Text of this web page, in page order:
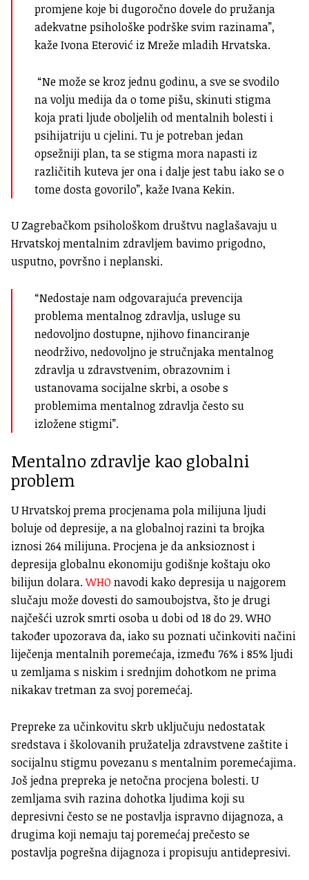
promjene koje bi dugoročno dovele do pružanja
adekvatne psihološke podrške svim razinama”,
kaže Ivona Eterović iz Mreže mladih Hrvatska.
“Ne može se kroz jednu godinu, a sve se svodilo
na volju medija da o tome pišu, skinuti stigma
koja prati ljude oboljelih od mentalnih bolesti i
psihijatriju u cjelini. Tu je potreban jedan
opsežniji plan, ta se stigma mora napasti iz
različitih kuteva jer ona i dalje jest tabu iako se o
tome dosta govorilo”, kaže Ivana Kekin.
U Zagrebačkom psihološkom društvunaglašavaju u
Hrvatskoj mentalnim zdravljem bavimo prigodno,
usputno, površno i neplanski.
“Nedostaje nam odgovarajuća prevencija
problema mentalnog zdravlja, usluge su
nedovoljno dostupne, njihovo financiranje
neodrživo, nedovoljno je stručnjaka mentalnog
zdravlja u zdravstvenim, obrazovnim i
ustanovama socijalne skrbi, a osobe s
problemima mentalnog zdravlja često su
izložene stigmi”.
Mentalno zdravlje kao globalni
problem
U Hrvatskoj prema procjenama pola milijuna ljudi
boluje od depresije, a na globalnoj razini ta brojka
iznosi 264 milijuna. Procjena je da anksioznost i
depresija globalnu ekonomiju godišnje koštaju oko
bilijun dolara.WHOnavodi kako depresija u najgorem
slučaju može dovesti do samoubojstva, što je drugi
najčešći uzrok smrti osoba u dobi od 18 do 29. WHO
također upozorava da, iako su poznati učinkoviti načini
liječenja mentalnih poremećaja, između 76% i 85% ljudi
u zemljama s niskim i srednjim dohotkom ne prima
nikakav tretman za svoj poremećaj.
Prepreke za učinkovitu skrb uključuju nedostatak
sredstava i školovanih pružatelja zdravstvene zaštite i
socijalnu stigmu povezanu s mentalnim poremećajima.
Još jedna prepreka je netočna procjena bolesti. U
zemljama svih razina dohotka ljudima koji su
depresivni često se ne postavlja ispravno dijagnoza, a
drugima koji nemaju taj poremećaj prečesto se
postavlja pogrešna dijagnoza i propisuju antidepresivi.